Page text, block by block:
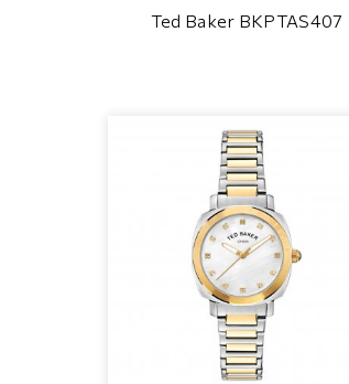
Ted Baker BKPTAS407